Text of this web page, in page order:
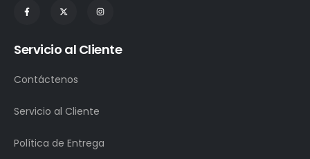
Servicio al Cliente
Contáctenos
Servicio al Cliente
Política de Entrega